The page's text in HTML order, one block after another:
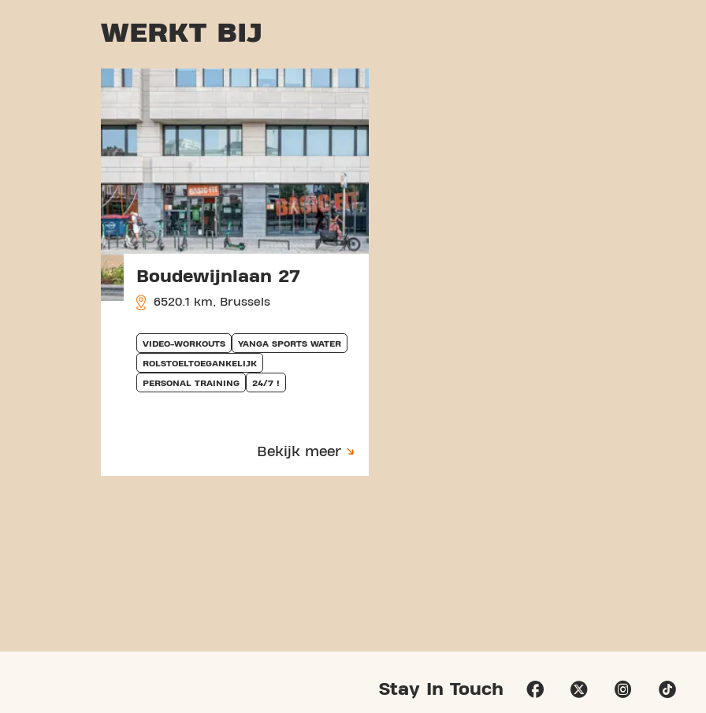
WERKT BIJ
Boudewijnlaan 27
6520.1 km, Brussels
VIDEO-WORKOUTS YANGA SPORTS WATER
ROLSTOELTOEGANKELIJK
PERSONAL TRAINING 24/7 !
Bekijk meer
Stay In Touch